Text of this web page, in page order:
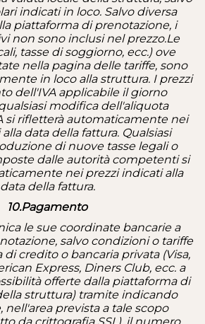
indicati in loco. Salvo diversa
piattaforma di prenotazione, i
non sono inclusi nel prezzo.Le
tasse di soggiorno, ecc.) ove
nella pagina delle tariffe, sono
in loco alla struttura. I prezzi
dell'IVA applicabile il giorno
modifica dell'aliquota
si rifletterà automaticamente nei
data della fattura. Qualsiasi
di nuove tasse legali o
dalle autorità competenti si
nei prezzi indicati alla
data della fattura.
10.Pagamento
le sue coordinate bancarie a
salvo condizioni o tariffe
di credito o bancaria privata (Visa,
Express, Diners Club, ecc. a
offerte dalla piattaforma di
struttura) tramite indicando
prevista a tale scopo